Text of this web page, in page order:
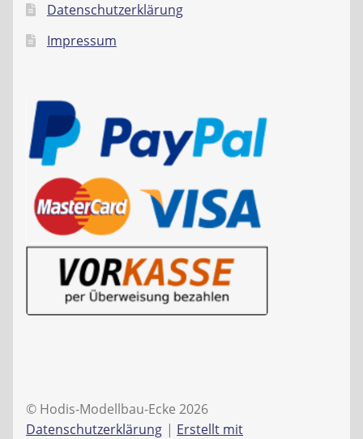
Datenschutzerklärung
Impressum
© Hodis-Modellbau-Ecke 2026
Datenschutzerklärung
Erstellt mit